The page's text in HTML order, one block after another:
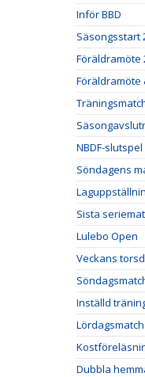
Inför BBD
Säsongsstart
Föräldramöte
Föräldramöte
NBDF-
Söndagens
Sista
Lulebo Open
Veckans
Inställd
Lördagsmatch
Dubbla